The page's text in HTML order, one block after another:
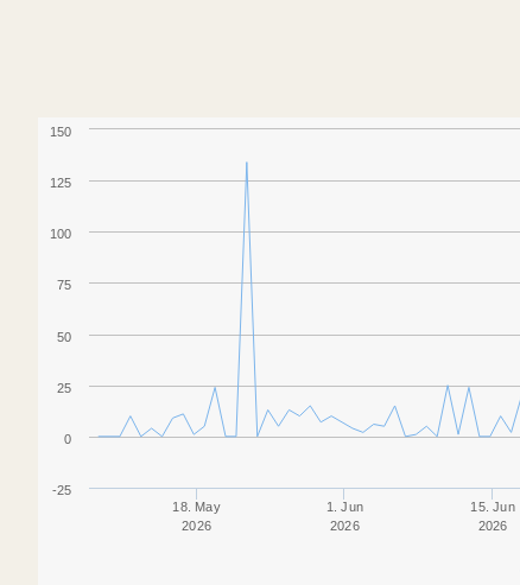
18. May
2026
1. Jun
2026
15. Jun
2026
-25
0
25
50
75
100
125
150